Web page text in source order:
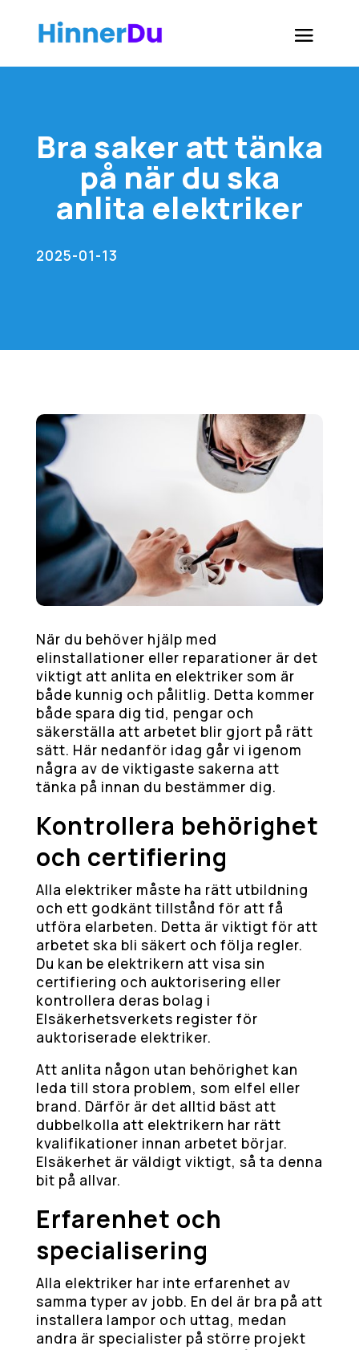
Bra saker att tänka
på när du ska
anlita elektriker
2025-01-13
När du behöver hjälp med
elinstallationer eller reparationer är det
viktigt att anlita en elektriker som är
både kunnig och pålitlig. Detta kommer
både spara dig tid, pengar och
säkerställa att arbetet blir gjort på rätt
sätt. Här nedanför idag går vi igenom
några av de viktigaste sakerna att
tänka på innan du bestämmer dig.
Kontrollera behörighet
och certifiering
Alla elektriker måste ha rätt utbildning
och ett godkänt tillstånd för att få
utföra elarbeten. Detta är viktigt för att
arbetet ska bli säkert och följa regler.
Du kan be elektrikern att visa sin
certifiering och auktorisering eller
kontrollera deras bolag i
Elsäkerhetsverkets register för
auktoriserade elektriker.
Att anlita någon utan behörighet kan
leda till stora problem, som elfel eller
brand. Därför är det alltid bäst att
dubbelkolla att elektrikern har rätt
kvalifikationer innan arbetet börjar.
Elsäkerhet är väldigt viktigt, så ta denna
bit på allvar.
Erfarenhet och
specialisering
Alla elektriker har inte erfarenhet av
samma typer av jobb. En del är bra på att
installera lampor och uttag, medan
andra är specialister på större projekt